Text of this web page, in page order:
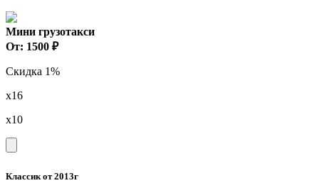
Мини грузотакси
От: 1500 ₽
Скидка 1%
x16
x10
Классик от 2013г